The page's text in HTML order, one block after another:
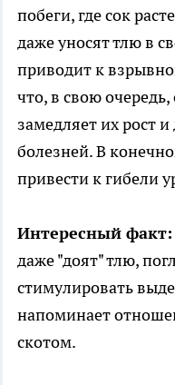
побеги, где сок
даже уносят тлю в
приводит к
что, в свою
замедляет их рост
болезней. В
привести к гибели
Интересный факт:
даже "доят" тлю,
стимулировать
напоминает
скотом.